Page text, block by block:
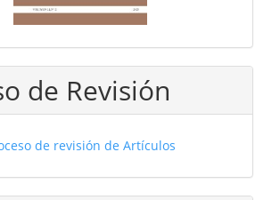
de Revisión
de revisión de Artículos